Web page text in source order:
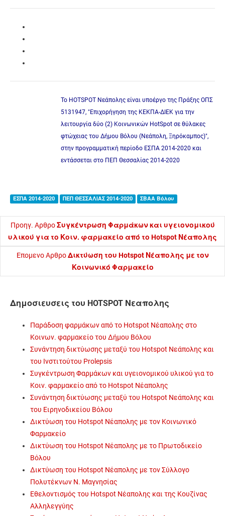
To HOTSPOT Νεάπολης είναι υποέργο της Πράξης ΟΠΣ
5131947, "Επιχορήγηση της ΚΕΚΠΑ-ΔΙΕΚ για την
λειτουργία δύο (2) Κοινωνικών HotSpot σε θύλακες
φτώχειας του Δήμου Βόλου (Νεάπολη, Ξηρόκαμπος)",
στην προγραμματική περίοδο ΕΣΠΑ 2014-2020 και
εντάσσεται στο ΠΕΠ Θεσσαλίας 2014-2020
ΕΣΠΑ 2014-2020 ΠΕΠ ΘΕΣΣΑΛΙΑΣ 2014-2020 ΣΒΑΑ Βόλου
Προηγ. Αρθρο Συγκέντρωση Φαρμάκων και υγειονομικού
υλικού για το Κοιν. φαρμακείο από το Hotspot Νέαπολης
Επομενο Αρθρο Δικτύωση του Hotspot Νέαπολης με τον
Κοινωνικό Φαρμακείο
Δημοσιευσεις του HOTSPOT Νεαπολης
Παράδοση φαρμάκων από το Hotspot Νέαπολης στο
Κοινων. φαρμακείο του Δήμου Βόλου
Συνάντηση δικτύωσης μεταξύ του Hotspot Νεάπολης και
του Ινστιτούτου Prolepsis
Συγκέντρωση Φαρμάκων και υγειονομικού υλικού για το
Κοιν. φαρμακείο από το Hotspot Νέαπολης
Συνάντηση δικτύωσης μεταξύ του Hotspot Νεάπολης και
του Ειρηνοδικείου Βόλου
Δικτύωση του Hotspot Νέαπολης με τον Κοινωνικό
Φαρμακείο
Δικτύωση του Hotspot Νέαπολης με το Πρωτοδικείο
Βόλου
Δικτύωση του Hotspot Νέαπολης με τον Σύλλογο
Πολυτέκνων Ν. Μαγνησίας
Εθελοντισμός του Hotspot Νέαπολης και της Κουζίνας
Αλληλεγγύης